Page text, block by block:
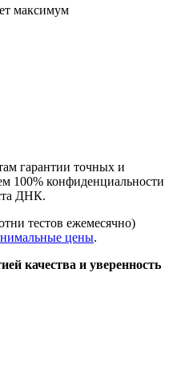
максимум
гарантии точных и
100% конфиденциальности
ДНК.
тестов ежемесячно)
цены.
качества и уверенность